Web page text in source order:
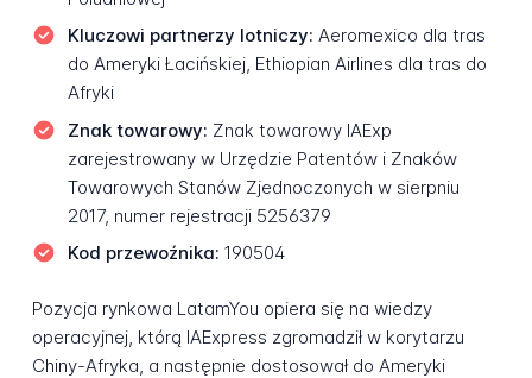
Kluczowi partnerzy lotniczy: Aeromexico dla tras
do Ameryki Łacińskiej, Ethiopian Airlines dla tras do
Afryki
Znak towarowy: Znak towarowy IAExp
zarejestrowany w Urzędzie Patentów i Znaków
Towarowych Stanów Zjednoczonych w sierpniu
2017, numer rejestracji 5256379
Kod przewoźnika: 190504
Pozycja rynkowa LatamYou opiera się na wiedzy
operacyjnej, którą IAExpress zgromadził w korytarzu
Chiny-Afryka, a następnie dostosował do Ameryki